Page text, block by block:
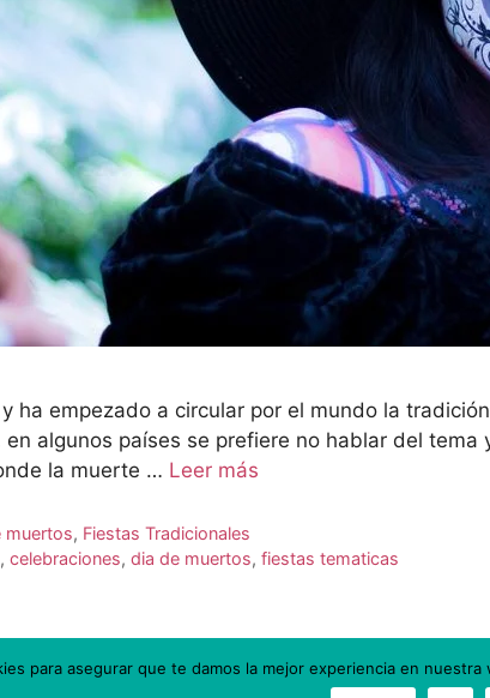
ha empezado a circular por el mundo la
algunos países se prefiere no hablar del
la muerte … Leer más
muertos, Fiestas Tradicionales
,celebraciones,dia de muertos,fiestas tematicas
Política de privacidad y Aviso Legal Política de
para asegurar que te damos la mejor experiencia en